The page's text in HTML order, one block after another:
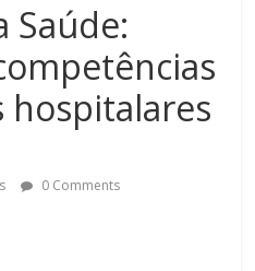
Saúde:
hospitalares
0 Comments